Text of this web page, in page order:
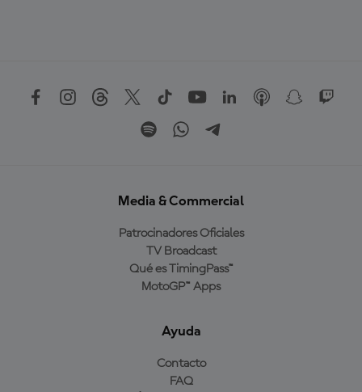
Media & Commercial
Patrocinadores Oficiales
TV Broadcast
Qué es TimingPass™
MotoGP™ Apps
Ayuda
Contacto
FAQ